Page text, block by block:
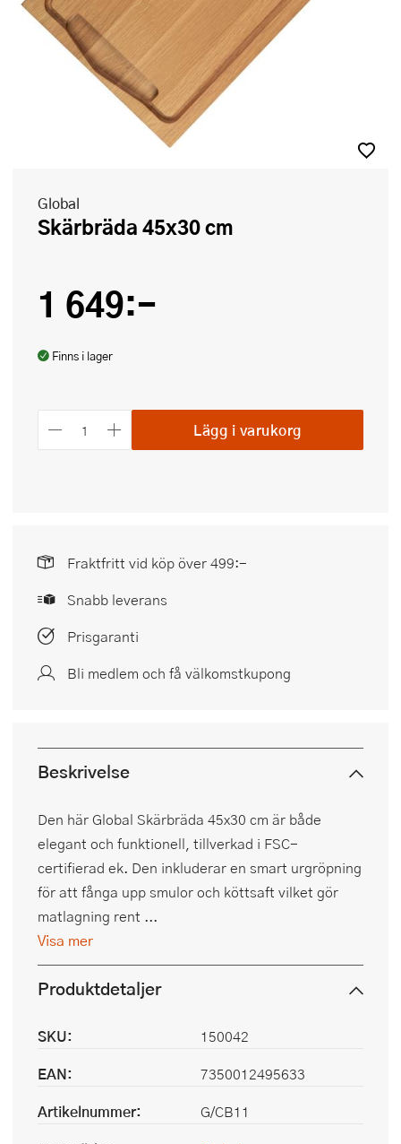
Global
Skärbräda 45x30 cm
1 649:-
Finns i lager
Lägg i varukorg
Fraktfritt vid köp över 499:-
Snabb leverans
Prisgaranti
Bli medlem och få välkomstkupong
Beskrivelse
Den här Global Skärbräda 45x30 cm är både
elegant och funktionell, tillverkad i FSC-
certifierad ek. Den inkluderar en smart urgröpning
för att fånga upp smulor och köttsaft vilket gör
matlagning rent ...
Visa mer
Produktdetaljer
SKU:
150042
EAN:
7350012495633
Artikelnummer:
G/CB11